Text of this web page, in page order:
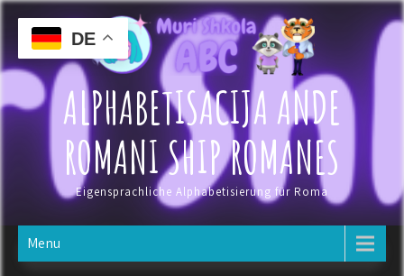
Skip
content
ALPHABETISACIJA ANDE
ROMANI SHIP ROMANES
Eigensprachliche Alphabetisierung für Roma
Menu
DE